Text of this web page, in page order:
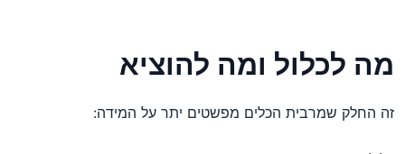
מה לכלול ומה להוציא
זה החלק שמרבית הכלים מפשטים יתר על המידה: